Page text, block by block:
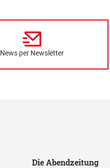
News per Newsletter
Die Abendzeitung